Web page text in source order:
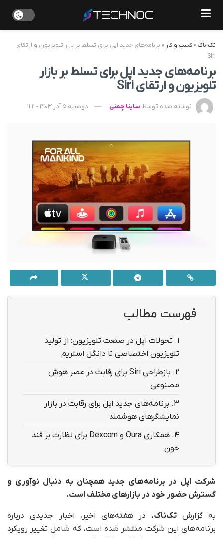
تک ناک»کسب و کار » برنامه‌های جدید اپل برای تسلط بر بازار تلویزیون و ارتقای
Siri
برنامه‌های جدید اپل برای تسلط بر بازار
تلویزیون و ارتقای Siri
نوشته شده توسط ساینا چمنی دوشنبه 5 آذر 1403 - 11:11
فهرست مطالب
1. تحولات اپل در صنعت تلویزیون: از تولید
تلویزیون اختصاصی تا دانگل استریم
2.
بازطراحی Siri برای رقابت در عصر هوش
مصنوعی
3. برنامه‌های جدید اپل برای رقابت در بازار
نمایشگرهای هوشمند
4.
همکاری Oura و Dexcom برای نظارت بر قند
خون
شرکت اپل در برنامه‌های جدید همچنان به دنبال نوآوری و
گسترش حضور خود در بازارهای مختلف است.
به گزارشتک‎‌ناک
، در هفته‌های اخیر، اخبار جدیدی درباره
برنامه‌های این شرکت منتشر شده است، که شامل تغییر رویکرد